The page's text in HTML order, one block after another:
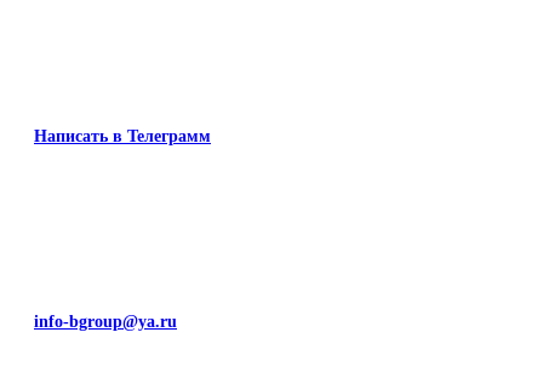
Написать в Телеграмм
info-bgroup@ya.ru